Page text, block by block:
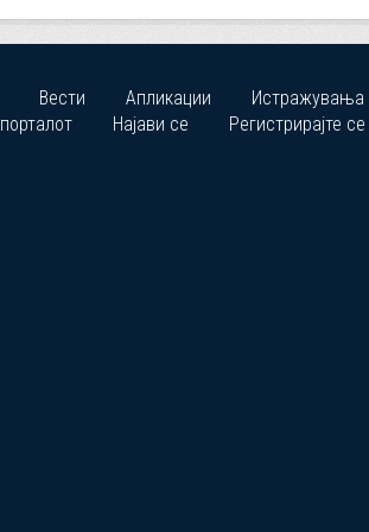
Вести Апликации
Истражувања
Најави се Регистрирајте се